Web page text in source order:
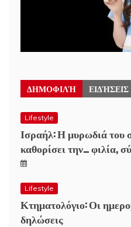
ΔΗΜΟΦΙΛΉ ΕΙΔΉΣΕΙΣ
Lifestyle
Ισραήλ: Η μυρωδιά του
καθορίσει την… φιλία,
Lifestyle
Κτηματολόγιο: Οι
δηλώσεις